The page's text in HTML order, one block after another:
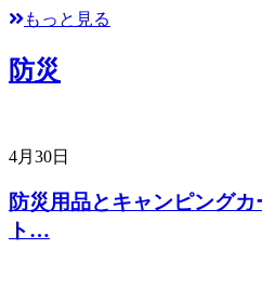
もっと見る
防災
4月30日
防災用品とキャンピング
ト…